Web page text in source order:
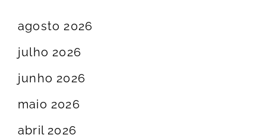
agosto 2026
julho 2026
junho 2026
maio 2026
abril 2026